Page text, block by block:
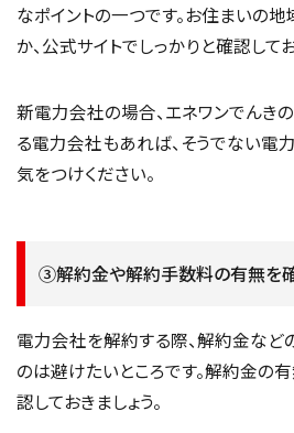
なポイントの一つです。お住まいの
か、公式サイトでしっかりと確認してお
新電力会社の場合、エネワンでんき
る電力会社もあれば、そうでない電
気をつけください。
③解約金や解約手数料の有無を
電力会社を解約する際、解約金など
のは避けたいところです。解約金の
認しておきましょう。